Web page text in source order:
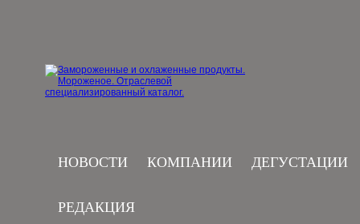
НОВОСТИ КОМПАНИИ ДЕГУСТАЦИИ
РЕДАКЦИЯ